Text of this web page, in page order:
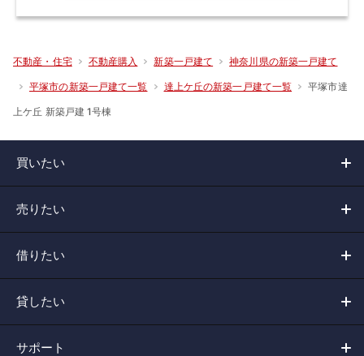
不動産・住宅 不動産購入 新築一戸建て 神奈川県の新築一戸建て
平塚市の新築一戸建て一覧 達上ケ丘の新築一戸建て一覧 平塚市達
上ケ丘 新築戸建 1号棟
買いたい
売りたい
借りたい
貸したい
サポート